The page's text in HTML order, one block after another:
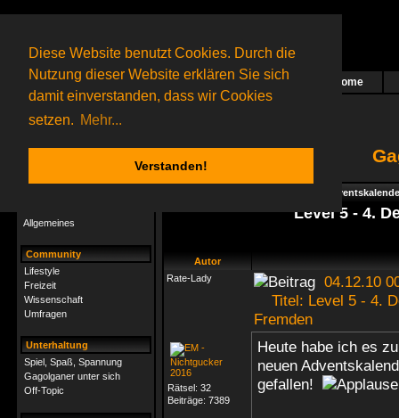
Diese Website benutzt Cookies. Durch die
Nutzung dieser Website erklären Sie sich
damit einverstanden, dass wir Cookies
setzen. Mehr...
Verstanden!
Das nächste Rätsel ist in Arbeit Home
13 Gagolganeronline(0 registrierte und 13 Gäste)
Gagolganer:
9732Rätsel online:
Allgemeines
Community
Lifestyle
Freizeit
Wissenschaft
Umfragen
Unterhaltung
Spiel, Spaß, Spannung
Gagolganer unter sich
Off-Topic
Specials -
Level 5 - 4.
Autor
Rate-Lady
04.12.10
Titel: Level 5 - 4.
Fremden
Rätsel: 32
Beiträge: 7389
Heute habe ich es
neuen
gefallen!